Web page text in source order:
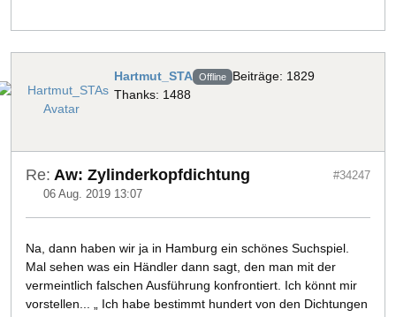
Hartmut_STA Offline Beiträge: 1829
Thanks: 1488
Re: Aw: Zylinderkopfdichtung
06 Aug. 2019 13:07
#34247
Na, dann haben wir ja in Hamburg ein schönes Suchspiel.
Mal sehen was ein Händler dann sagt, den man mit der
vermeintlich falschen Ausführung konfrontiert. Ich könnt mir
vorstellen... „ Ich habe bestimmt hundert von den Dichtungen